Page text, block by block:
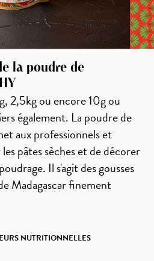
la poudre de
2,5kg ou encore 10g ou
également. La poudre de
aux professionnels et
pâtes sèches et de décorer
Il s'agit des gousses
Madagascar finement
NUTRITIONNELLES